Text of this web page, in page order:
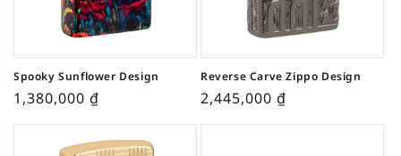
Spooky Sunflower Design
1,380,000 ₫
Reverse Carve Zippo Design
2,445,000 ₫